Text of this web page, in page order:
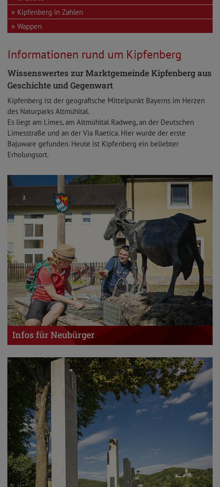
Kipfenberg in Zahlen
Wappen
Informationen rund um Kipfenberg
Wissenswertes zur Marktgemeinde Kipfenberg aus
Geschichte und Gegenwart
Kipfenberg ist der geografische Mittelpunkt Bayerns im Herzen
des Naturparks Altmühltal.
Es liegt am Limes, am Altmühltal Radweg, an der Deutschen
Limesstraße und an der Via Raetica. Hier wurde der erste
Bajuware gefunden. Heute ist Kipfenberg ein beliebter
Erholungsort.
Infos für Neubürger